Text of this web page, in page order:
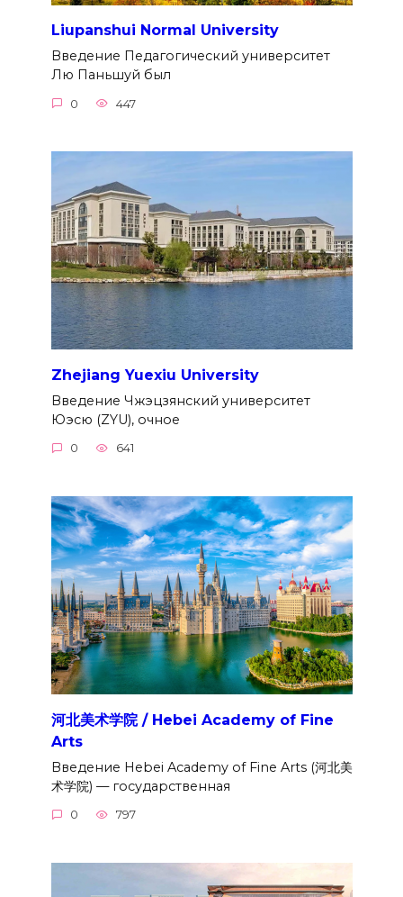
Liupanshui Normal University
Введение Педагогический университет
Лю Паньшуй был
0 447
Zhejiang Yuexiu University
Введение Чжэцзянский университет
Юэсю (ZYU), очное
0 641
河北美术学院 / Hebei Academy of Fine
Arts
Введение Hebei Academy of Fine Arts (河北美
术学院) — государственная
0 797